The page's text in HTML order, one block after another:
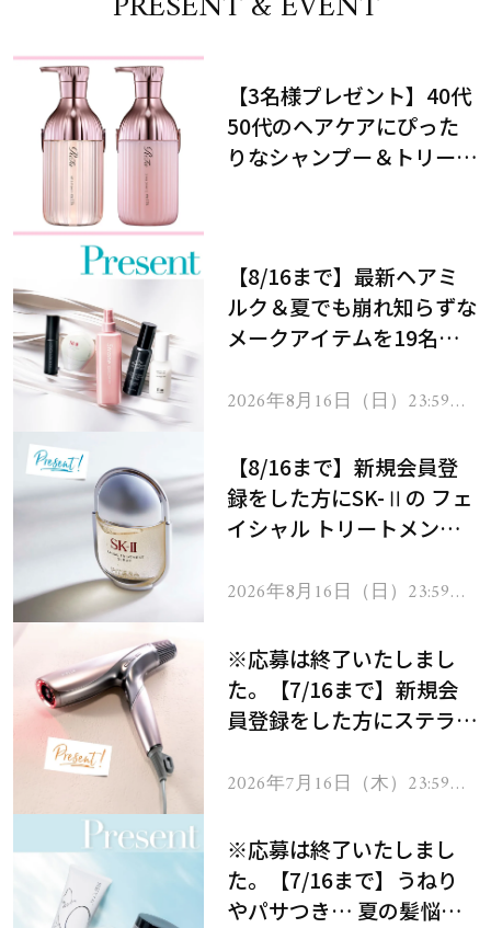
【3名様プレゼント】40代
50代のヘアケアにぴった
りなシャンプー＆トリート
【8/16まで】最新ヘアミ
ルク＆夏でも崩れ知らずな
メークアイテムを19名様
2026年8月16日（日）23:59ま
【8/16まで】新規会員登
録をした方にSK-Ⅱの フェ
イシャル トリートメント
2026年8月16日（日）23:59ま
※応募は終了いたしまし
た。【7/16まで】新規会
員登録をした方にステラボ
ヘアドライヤー ジュエル
2026年7月16日（木）23:59ま
※応募は終了いたしまし
た。【7/16まで】うねり
やパサつき… 夏の髪悩み